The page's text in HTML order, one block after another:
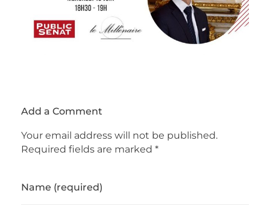
Add a Comment
Your email address will not be published.
Required fields are marked *
Name (required)